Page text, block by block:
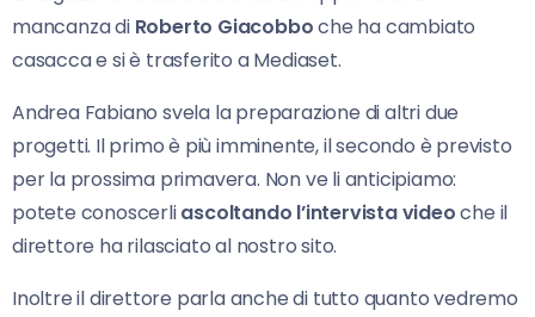
mancanza diRoberto Giacobboche ha cambiato
casacca e si è trasferito a Mediaset.
Andrea Fabiano svela la preparazione di altri due
progetti. Il primo è più imminente, il secondo è previsto
per la prossima primavera. Non ve li anticipiamo:
potete conoscerliascoltando l’intervista videoche il
direttore ha rilasciato al nostro sito.
Inoltre il direttore parla anche di tutto quanto vedremo